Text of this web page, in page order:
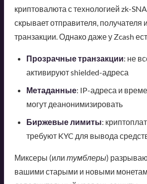
криптовалюта с технологией zk-
скрывает отправителя, получателя
транзакции. Однако даже у Zcash
Прозрачные транзакции: не
активируют shielded-адреса
Метаданные: IP-адреса и
могут деанонимизировать
Биржевые лимиты:
требуют KYC для вывода
Миксеры (или тумблеры)
вашими старыми и новыми